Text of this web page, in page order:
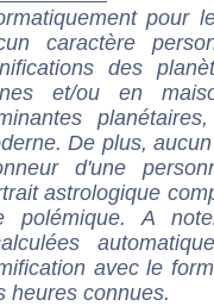
pour
caractère
des
et/ou en
De plus,
d'une
astrologique
polémique. A
avec le
heures connues.